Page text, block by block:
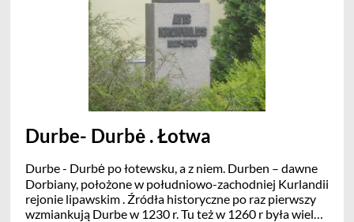
Durbe- Durbė . Łotwa
Durbe - Durbė po łotewsku, a z niem. Durben – dawne
Dorbiany, położone w południowo-zachodniej Kurlandii
rejonie lipawskim . Źródła historyczne po raz pierwszy
wzmiankują Durbe w 1230 r. Tu też w 1260 r była wielka